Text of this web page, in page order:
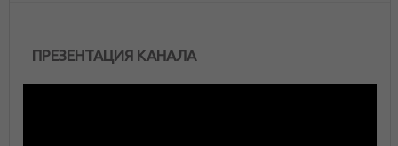
ПРЕЗЕНТАЦИЯ КАНАЛА